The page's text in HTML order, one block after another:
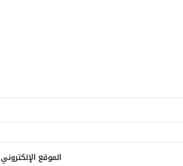
الموقع الإلكتروني